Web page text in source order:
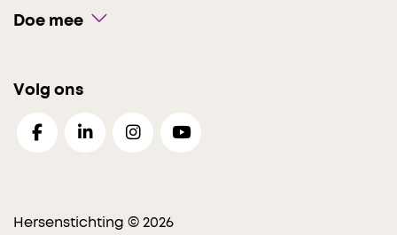
Doe mee
Volg ons
Hersenstichting © 2026